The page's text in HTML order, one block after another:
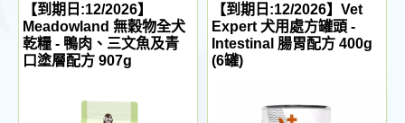
【到期日:12/2026】
Meadowland 無穀物全犬
乾糧 - 鴨肉、三文魚及青
口塗層配方 907g
【到期日:12/2026】Vet
Expert 犬用處方罐頭 -
Intestinal 腸胃配方 400g
(6罐)